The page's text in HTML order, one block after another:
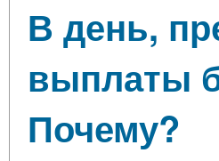
В день,
выплаты
Почему?